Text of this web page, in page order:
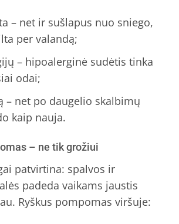
– net ir sušlapus nuo sniego,
per valandą;
– hipoalerginė sudėtis tinka
odai;
– net po daugelio skalbimų
kaip nauja.
– ne tik grožiui
patvirtina: spalvos ir
padeda vaikams jaustis
Ryškus pompomas viršuje: